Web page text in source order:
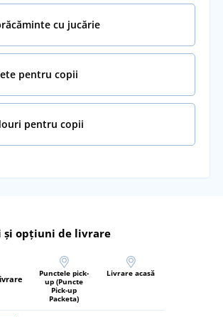
cu jucărie
pentru copii
pentru copii
și opțiuni de livrare
Punctele pick-
up (Puncte
Pick-up
Packeta)
Livrare acasă